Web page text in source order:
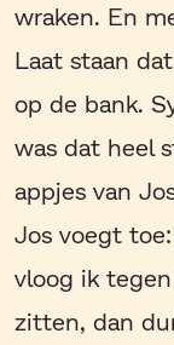
wraken. En
Laat staan
op de bank.
was dat heel
appjes van
Jos voegt
vloog ik
zitten, dan